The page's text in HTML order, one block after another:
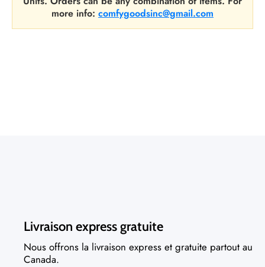
more info: comfygoodsinc@gmail.com
Livraison express gratuite
Nous offrons la livraison express et gratuite partout au
Canada.